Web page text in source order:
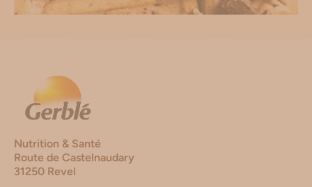
Nutrition & Santé
Route de Castelnaudary
31250 Revel